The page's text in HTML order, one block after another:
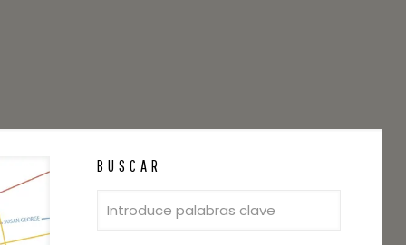
BUSCAR